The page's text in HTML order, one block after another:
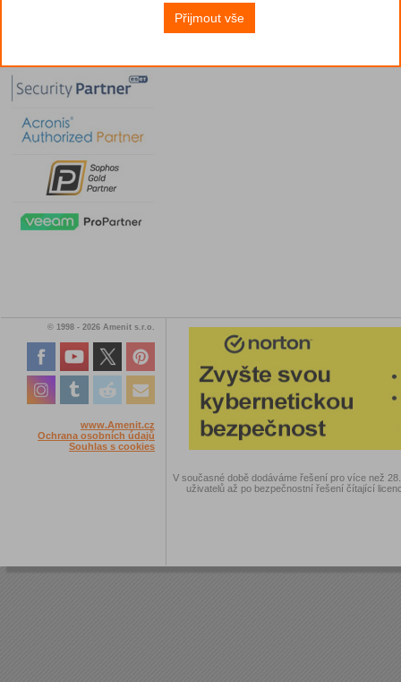
© 1998 - 2026 Amenit s.r.o.
www.Amenit.cz
Ochrana osobních údajů
Souhlas s cookies
V současné době dodáváme řešení pro více než
uživatelů až po bezpečnostní řešení čítající
Přijmout vše